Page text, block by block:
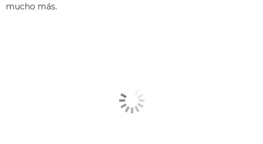
mucho más.